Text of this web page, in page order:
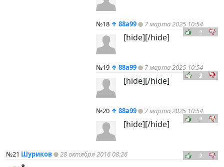
№18 ↑ 88a99 7 марта 2025 10:54
0
[hide][/hide]
№19 ↑ 88a99 7 марта 2025 10:54
0
[hide][/hide]
№20 ↑ 88a99 7 марта 2025 10:54
0
[hide][/hide]
№21 Шуриков 28 октября 2016 08:26 0